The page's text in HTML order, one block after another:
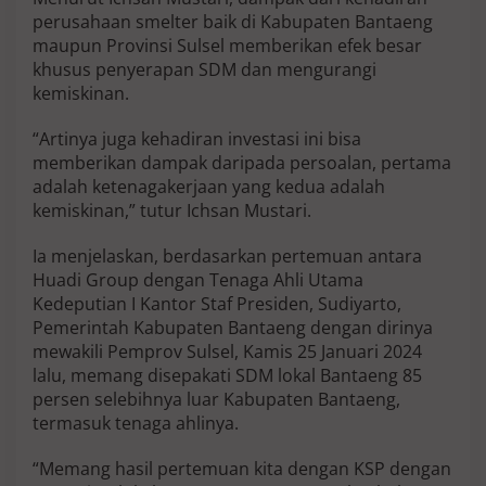
perusahaan smelter baik di Kabupaten Bantaeng
maupun Provinsi Sulsel memberikan efek besar
khusus penyerapan SDM dan mengurangi
kemiskinan.
“Artinya juga kehadiran investasi ini bisa
memberikan dampak daripada persoalan, pertama
adalah ketenagakerjaan yang kedua adalah
kemiskinan,” tutur Ichsan Mustari.
Ia menjelaskan, berdasarkan pertemuan antara
Huadi Group dengan Tenaga Ahli Utama
Kedeputian I Kantor Staf Presiden, Sudiyarto,
Pemerintah Kabupaten Bantaeng dengan dirinya
mewakili Pemprov Sulsel, Kamis 25 Januari 2024
lalu, memang disepakati SDM lokal Bantaeng 85
persen selebihnya luar Kabupaten Bantaeng,
termasuk tenaga ahlinya.
“Memang hasil pertemuan kita dengan KSP dengan